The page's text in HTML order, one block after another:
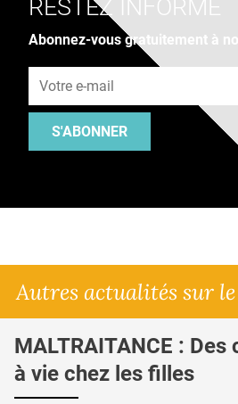
RESTEZ INFORMÉ
Abonnez-vous gratuitement à
S'ABONNER
Autres actualités sur
MALTRAITANCE :
à vie chez les filles